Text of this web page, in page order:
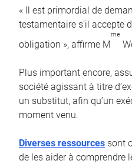
« Il est primordial de
testamentaire s’il accepte
obligation », affirme M
me
Plus important encore,
société agissant à titre
un substitut, afin qu’un
moment venu.
Diverses ressources sont
de les aider à comprendre